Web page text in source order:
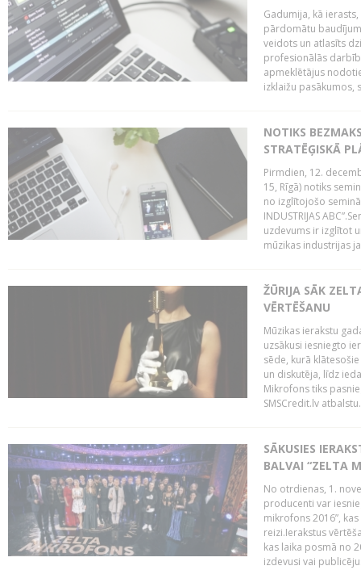
Gadumija, kā
pārdomātu
veidots un atlasīts
profesionālās
apmeklētājus
izklaižu pasākumos,
NOTIKS
STRATĒĢISKĀ
Pirmdien, 12.
15, Rīgā) notiks
no izglītojošo
INDUSTRIJAS
uzdevums ir izglītot
mūzikas industrijas
ŽŪRIJA SĀK
VĒRTĒŠANU
Mūzikas ierakstu
uzsākusi iesniegto
sēde, kurā
un diskutēja, līdz
Mikrofons tiks
SMSCredit.lv
SĀKUSIES
BALVAI “ZELTA
No otrdienas, 1.
producenti var
mikrofons 2016”,
reizi.Ierakstus
kas laika posmā no
izdevusi vai